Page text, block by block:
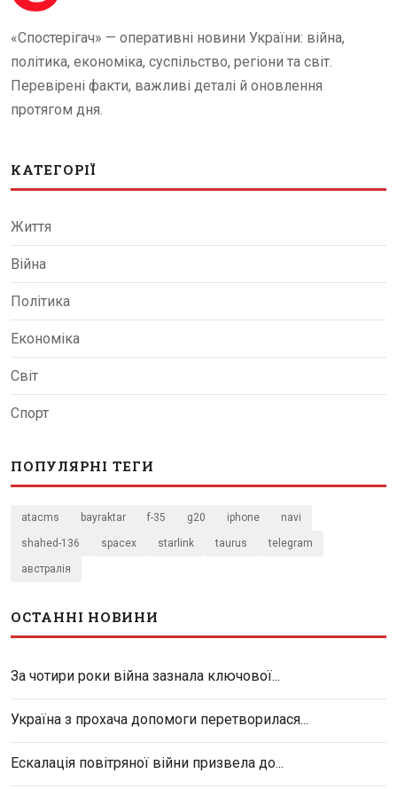
«Спостерігач» — оперативні новини України: війна,
політика, економіка, суспільство, регіони та світ.
Перевірені факти, важливі деталі й оновлення
протягом дня.
КАТЕГОРІЇ
Життя
Війна
Політика
Економіка
Світ
Спорт
ПОПУЛЯРНІ ТЕГИ
atacms bayraktar f-35 g20 iphone navi
shahed-136 spacex starlink taurus telegram
австралія
ОСТАННІ НОВИНИ
За чотири роки війна зазнала ключової...
Україна з прохача допомоги перетворилася...
Ескалація повітряної війни призвела до...